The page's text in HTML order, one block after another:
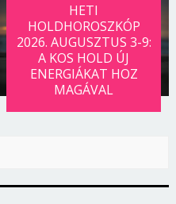
HETI
HOLDHOROSZKÓP
2026. AUGUSZTUS 3-9:
A KOS HOLD ÚJ
ENERGIÁKAT HOZ
MAGÁVAL